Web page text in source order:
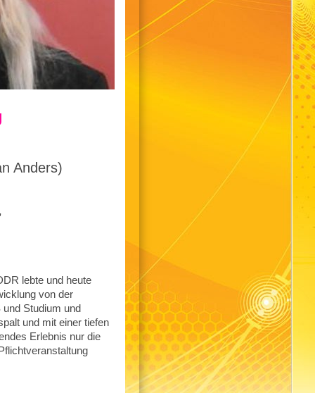
Anders)
lebte und heute
von der
Studium und
und mit einer tiefen
Erlebnis nur die